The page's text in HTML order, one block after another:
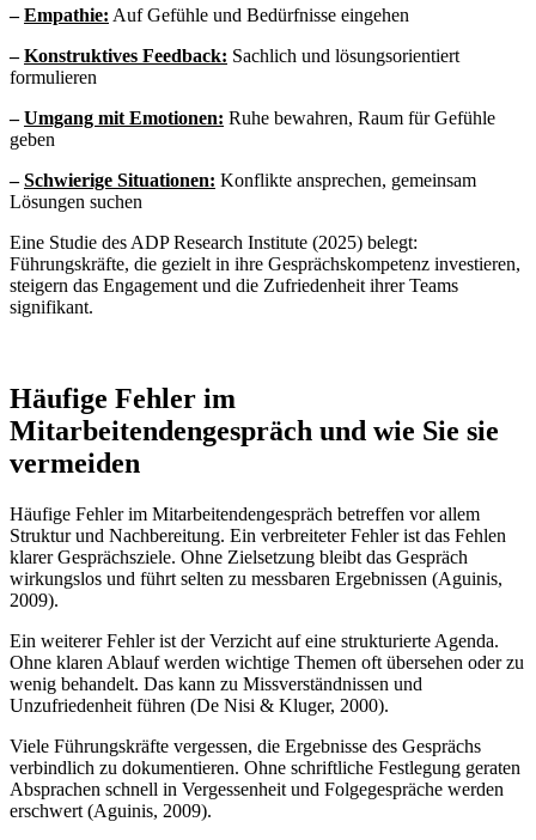
–Empathie: Auf Gefühle und Bedürfnisse eingehen
–Konstruktives Feedback: Sachlich und lösungsorientiert
formulieren
–Umgang mit Emotionen: Ruhe bewahren, Raum für Gefühle
geben
–Schwierige Situationen: Konflikte ansprechen, gemeinsam
Lösungen suchen
Eine Studie des ADP Research Institute (2025) belegt:
Führungskräfte, die gezielt in ihre Gesprächskompetenz investieren,
steigern das Engagement und die Zufriedenheit ihrer Teams
signifikant.
Häufige Fehler im
Mitarbeitendengespräch und wie Sie sie
vermeiden
Häufige Fehler im Mitarbeitendengespräch betreffen vor allem
Struktur und Nachbereitung. Ein verbreiteter Fehler ist das Fehlen
klarer Gesprächsziele. Ohne Zielsetzung bleibt das Gespräch
wirkungslos und führt selten zu messbaren Ergebnissen (Aguinis,
2009).
Ein weiterer Fehler ist der Verzicht auf eine strukturierte Agenda.
Ohne klaren Ablauf werden wichtige Themen oft übersehen oder zu
wenig behandelt. Das kann zu Missverständnissen und
Unzufriedenheit führen (De Nisi & Kluger, 2000).
Viele Führungskräfte vergessen, die Ergebnisse des Gesprächs
verbindlich zu dokumentieren. Ohne schriftliche Festlegung geraten
Absprachen schnell in Vergessenheit und Folgegespräche werden
erschwert (Aguinis, 2009).